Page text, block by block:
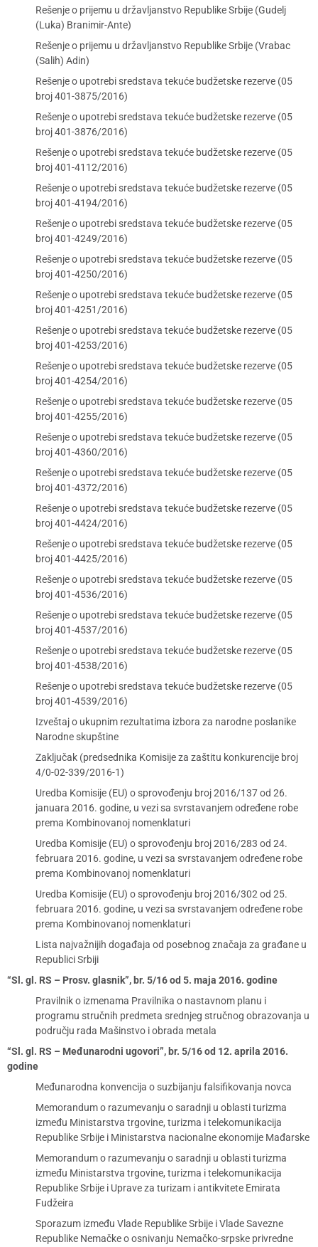
Rešenje o prijemu u državljanstvo Republike Srbije (Gudelj
(Luka) Branimir-Ante)
Rešenje o prijemu u državljanstvo Republike Srbije (Vrabac
(Salih) Adin)
Rešenje o upotrebi sredstava tekuće budžetske rezerve (05
broj 401-3875/2016)
Rešenje o upotrebi sredstava tekuće budžetske rezerve (05
broj 401-3876/2016)
Rešenje o upotrebi sredstava tekuće budžetske rezerve (05
broj 401-4112/2016)
Rešenje o upotrebi sredstava tekuće budžetske rezerve (05
broj 401-4194/2016)
Rešenje o upotrebi sredstava tekuće budžetske rezerve (05
broj 401-4249/2016)
Rešenje o upotrebi sredstava tekuće budžetske rezerve (05
broj 401-4250/2016)
Rešenje o upotrebi sredstava tekuće budžetske rezerve (05
broj 401-4251/2016)
Rešenje o upotrebi sredstava tekuće budžetske rezerve (05
broj 401-4253/2016)
Rešenje o upotrebi sredstava tekuće budžetske rezerve (05
broj 401-4254/2016)
Rešenje o upotrebi sredstava tekuće budžetske rezerve (05
broj 401-4255/2016)
Rešenje o upotrebi sredstava tekuće budžetske rezerve (05
broj 401-4360/2016)
Rešenje o upotrebi sredstava tekuće budžetske rezerve (05
broj 401-4372/2016)
Rešenje o upotrebi sredstava tekuće budžetske rezerve (05
broj 401-4424/2016)
Rešenje o upotrebi sredstava tekuće budžetske rezerve (05
broj 401-4425/2016)
Rešenje o upotrebi sredstava tekuće budžetske rezerve (05
broj 401-4536/2016)
Rešenje o upotrebi sredstava tekuće budžetske rezerve (05
broj 401-4537/2016)
Rešenje o upotrebi sredstava tekuće budžetske rezerve (05
broj 401-4538/2016)
Rešenje o upotrebi sredstava tekuće budžetske rezerve (05
broj 401-4539/2016)
Izveštaj o ukupnim rezultatima izbora za narodne poslanike
Narodne skupštine
Zaključak (predsednika Komisije za zaštitu konkurencije broj
4/0-02-339/2016-1)
Uredba Komisije (EU) o sprovođenju broj 2016/137 od 26.
januara 2016. godine, u vezi sa svrstavanjem određene robe
prema Kombinovanoj nomenklaturi
Uredba Komisije (EU) o sprovođenju broj 2016/283 od 24.
februara 2016. godine, u vezi sa svrstavanjem određene robe
prema Kombinovanoj nomenklaturi
Uredba Komisije (EU) o sprovođenju broj 2016/302 od 25.
februara 2016. godine, u vezi sa svrstavanjem određene robe
prema Kombinovanoj nomenklaturi
Lista najvažnijih događaja od posebnog značaja za građane u
Republici Srbiji
“Sl. gl. RS – Prosv. glasnik”, br. 5/16 od 5. maja 2016. godine
Pravilnik o izmenama Pravilnika o nastavnom planu i
programu stručnih predmeta srednjeg stručnog obrazovanja u
području rada Mašinstvo i obrada metala
“Sl. gl. RS – Međunarodni ugovori”, br. 5/16 od 12. aprila 2016.
godine
Međunarodna konvencija o suzbijanju falsifikovanja novca
Memorandum o razumevanju o saradnji u oblasti turizma
između Ministarstva trgovine, turizma i telekomunikacija
Republike Srbije i Ministarstva nacionalne ekonomije Mađarske
Memorandum o razumevanju o saradnji u oblasti turizma
između Ministarstva trgovine, turizma i telekomunikacija
Republike Srbije i Uprave za turizam i antikvitete Emirata
Fudžeira
Sporazum između Vlade Republike Srbije i Vlade Savezne
Republike Nemačke o osnivanju Nemačko-srpske privredne